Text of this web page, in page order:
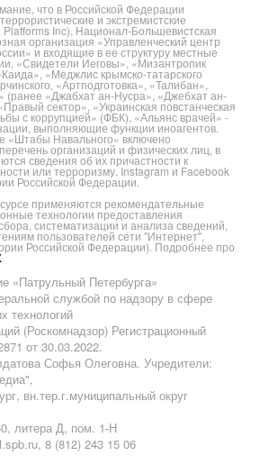
что в Российской Федерации
и экстремистские
Platforms Inc), Национал-Большевистская
организация «Управленческий центр
и входящие в ее структуру местные
«Свидетели Иеговы», «Мизантропик
«Меджлис крымско-татарского
«Артподготовка», «Талибан»,
«Джабхат ан-Нусра», «Джебхат ан-
сектор», «Украинская повстанческая
с коррупцией» (ФБК), «Альянс врачей» -
выполняющие функции иноагентов.
«Штабы Навального» включено
организаций и физических лиц, в
сведения об их причастности к
или терроризму. Instagram и Facebook
Российской Федерации.
применяются рекомендательные
технологии предоставления
систематизации и анализа сведений,
пользователей сети "Интернет",
Российской Федерации). Подробнее про
«Патрульный Петербурга»
службой по надзору в сфере
технологий
(Роскомнадзор) Регистрационный
от 30.03.2022.
Софья Олеговна. Учредители:
вн.тер.г.муниципальный округ
литера Д, пом. 1-Н
8 (812) 243 15 06